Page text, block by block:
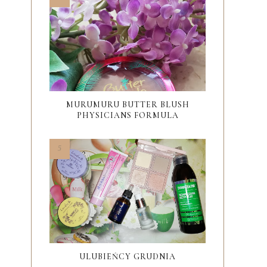
MURUMURU BUTTER BLUSH
PHYSICIANS FORMULA
ULUBIEŃCY GRUDNIA